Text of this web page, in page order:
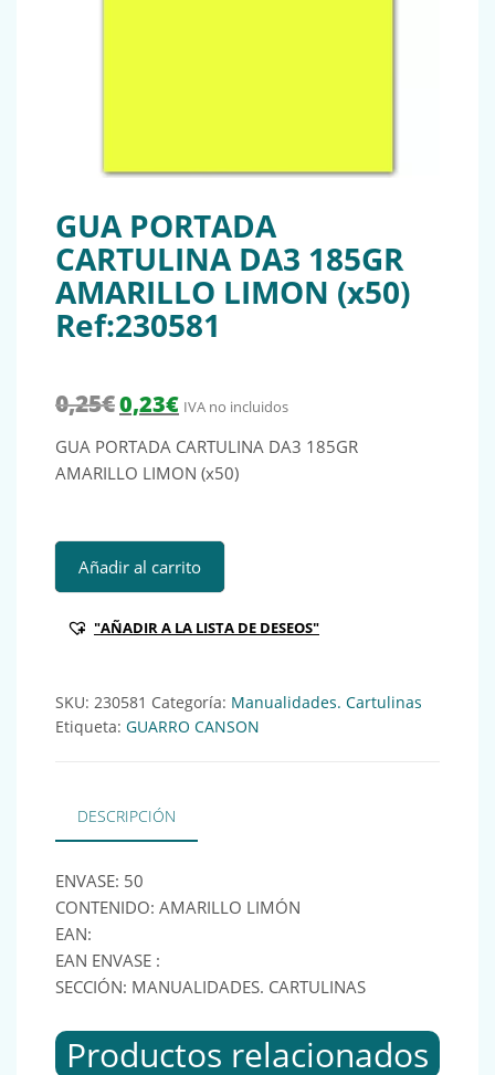
GUA PORTADA
CARTULINA DA3 185GR
AMARILLO LIMON (x50)
Ref:230581
0,25€ El precio original era: 0,25€.
0,23€El precio actual es: 0,23€.
IVA no incluidos
GUA PORTADA CARTULINA DA3 185GR
AMARILLO LIMON (x50)
GUA PORTADA CARTULINA DA3 185GR AMARILLO
Añadir al carrito
"AÑADIR A LA LISTA DE DESEOS"
SKU: 230581 Categoría: Manualidades. Cartulinas
Etiqueta: GUARRO CANSON
DESCRIPCIÓN
ENVASE: 50
CONTENIDO: AMARILLO LIMÓN
EAN:
EAN ENVASE :
SECCIÓN: MANUALIDADES. CARTULINAS
Productos relacionados